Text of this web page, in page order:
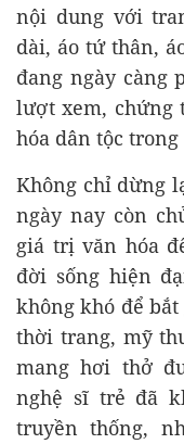
nội dung với
dài, áo tứ thân,
đang ngày càng
lượt xem, chứng
hóa dân tộc
Không chỉ dừng
ngày nay còn
giá trị văn hóa
đời sống hiện
không khó để
thời trang, mỹ
mang hơi thở
nghệ sĩ trẻ đã
truyền thống,